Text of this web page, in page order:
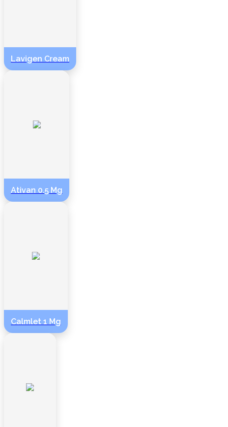
Lavigen Cream
Ativan 0.5 Mg
Calmlet 1 Mg